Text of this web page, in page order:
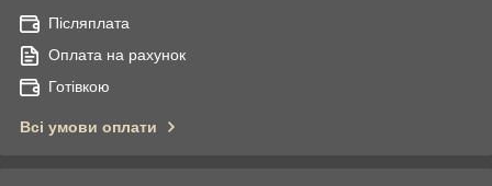
Післяплата
Оплата на рахунок
Готівкою
Всі умови оплати